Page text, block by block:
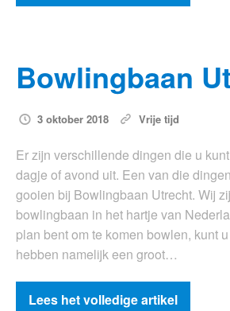
Bowlingbaan
3 oktober 2018 Vrije tijd
Er zijn verschillende dingen die u
dagje of avond uit. Een van die
gooien bij Bowlingbaan Utrecht. Wij
bowlingbaan in het hartje van
plan bent om te komen bowlen, kunt
hebben namelijk een groot…
Lees het volledige artikel